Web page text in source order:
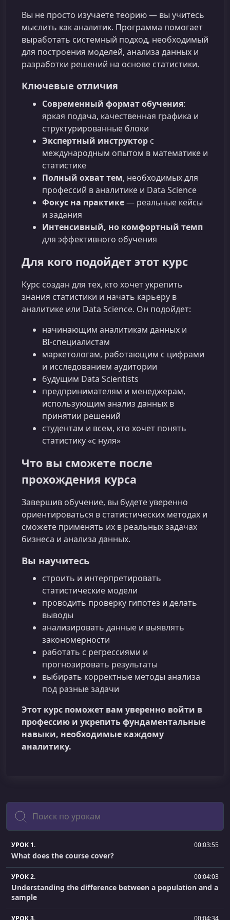
Вы не просто изучаете теорию — вы учитесь
мыслить как аналитик. Программа помогает
выработать системный подход, необходимый
для построения моделей, анализа данных и
разработки решений на основе статистики.
Ключевые отличия
Современный формат обучения:
яркая подача, качественная графика и
структурированные блоки
Экспертный инструктор с
международным опытом в математике и
статистике
Полный охват тем, необходимых для
профессий в аналитике и Data Science
Фокус на практике— реальные кейсы
и задания
Интенсивный, но комфортный темп
для эффективного обучения
Для кого подойдет этот курс
Курс создан для тех, кто хочет укрепить
знания статистики и начать карьеру в
аналитике или Data Science. Он подойдет:
начинающим аналитикам данных и
BI‑специалистам
маркетологам, работающим с цифрами
и исследованием аудитории
будущим Data Scientists
предпринимателям и менеджерам,
использующим анализ данных в
принятии решений
студентам и всем, кто хочет понять
статистику «с нуля»
Что вы сможете после
прохождения курса
Завершив обучение, вы будете уверенно
ориентироваться в статистических методах и
сможете применять их в реальных задачах
бизнеса и анализа данных.
Вы научитесь
строить и интерпретировать
статистические модели
проводить проверку гипотез и делать
выводы
анализировать данные и выявлять
закономерности
работать с регрессиями и
прогнозировать результаты
выбирать корректные методы анализа
под разные задачи
Этот курс поможет вам уверенно войти в
профессию и укрепить фундаментальные
навыки, необходимые каждому
аналитику.
Поиск
УРОК 1. 00:03:55
What does the course cover?
УРОК 2. 00:04:03
Understanding the difference between a population and a
sample
УРОК 3. 00:04:34